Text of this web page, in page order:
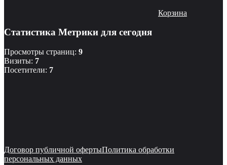
Корзина
Статистика Метрики для сегодня
Просмотры страниц: 9
Визиты: 7
Посетители: 7
Договор публичной офертыПолитика обработки
персональных данных